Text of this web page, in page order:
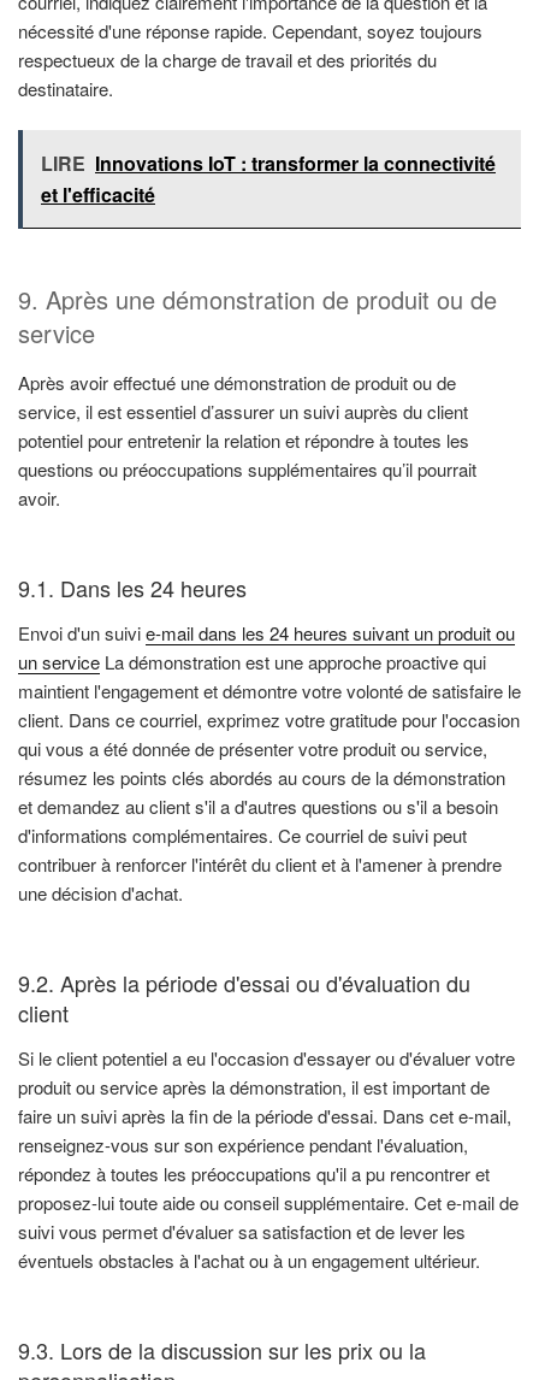
nécessité d'une réponse rapide. Cependant, soyez toujours
respectueux de la charge de travail et des priorités du
destinataire.
LIRE Innovations IoT : transformer la connectivité
et l'efficacité
9. Après une démonstration de produit ou de
service
Après avoir effectué une démonstration de produit ou de
service, il est essentiel d’assurer un suivi auprès du client
potentiel pour entretenir la relation et répondre à toutes les
questions ou préoccupations supplémentaires qu’il pourrait
avoir.
9.1. Dans les 24 heures
Envoi d'un suivie-mail dans les 24 heures suivant un produit ou
un service La démonstration est une approche proactive qui
maintient l'engagement et démontre votre volonté de satisfaire le
client. Dans ce courriel, exprimez votre gratitude pour l'occasion
qui vous a été donnée de présenter votre produit ou service,
résumez les points clés abordés au cours de la démonstration
et demandez au client s'il a d'autres questions ou s'il a besoin
d'informations complémentaires. Ce courriel de suivi peut
contribuer à renforcer l'intérêt du client et à l'amener à prendre
une décision d'achat.
9.2. Après la période d'essai ou d'évaluation du
client
Si le client potentiel a eu l'occasion d'essayer ou d'évaluer votre
produit ou service après la démonstration, il est important de
faire un suivi après la fin de la période d'essai. Dans cet e-mail,
renseignez-vous sur son expérience pendant l'évaluation,
répondez à toutes les préoccupations qu'il a pu rencontrer et
proposez-lui toute aide ou conseil supplémentaire. Cet e-mail de
suivi vous permet d'évaluer sa satisfaction et de lever les
éventuels obstacles à l'achat ou à un engagement ultérieur.
9.3. Lors de la discussion sur les prix ou la